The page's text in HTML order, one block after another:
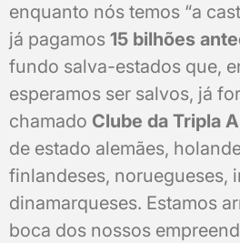
enquanto nós temos “a
já pagamos 15 bilhões
fundo salva-estados que,
esperamos ser salvos, já
chamado Clube da Tripla A
de estado alemães,
finlandeses, noruegueses,
dinamarqueses. Estamos
boca dos nossos